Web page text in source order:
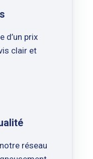
d’un prix
clair et
réseau